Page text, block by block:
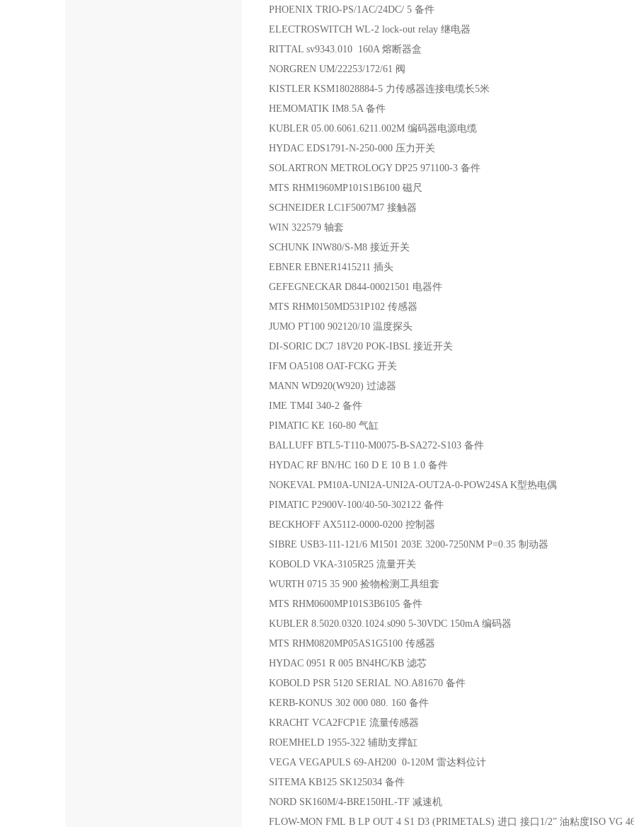
PHOENIX TRIO-PS/1AC/24DC/ 5 备件
ELECTROSWITCH WL-2 lock-out relay 继电器
RITTAL sv9343.010 160A 熔断器盒
NORGREN UM/22253/172/61 阀
KISTLER KSM18028884-5 力传感器连接电缆长5米
HEMOMATIK IM8.5A 备件
KUBLER 05.00.6061.6211.002M 编码器电源电缆
HYDAC EDS1791-N-250-000 压力开关
SOLARTRON METROLOGY DP25 971100-3 备件
MTS RHM1960MP101S1B6100 磁尺
SCHNEIDER LC1F5007M7 接触器
WIN 322579 轴套
SCHUNK INW80/S-M8 接近开关
EBNER EBNER1415211 插头
GEFEGNECKAR D844-00021501 电器件
MTS RHM0150MD531P102 传感器
JUMO PT100 902120/10 温度探头
DI-SORIC DC7 18V20 POK-IBSL 接近开关
IFM OA5108 OAT-FCKG 开关
MANN WD920(W920) 过滤器
IME TM4I 340-2 备件
PIMATIC KE 160-80 气缸
BALLUFF BTL5-T110-M0075-B-SA272-S103 备件
HYDAC RF BN/HC 160 D E 10 B 1.0 备件
NOKEVAL PM10A-UNI2A-UNI2A-OUT2A-0-POW24SA K型热电偶
PIMATIC P2900V-100/40-50-302122 备件
BECKHOFF AX5112-0000-0200 控制器
SIBRE USB3-111-121/6 M1501 203E 3200-7250NM P=0.35 制动器
KOBOLD VKA-3105R25 流量开关
WURTH 0715 35 900 捡物检测工具组套
MTS RHM0600MP101S3B6105 备件
KUBLER 8.5020.0320.1024.s090 5-30VDC 150mA 编码器
MTS RHM0820MP05AS1G5100 传感器
HYDAC 0951 R 005 BN4HC/KB 滤芯
KOBOLD PSR 5120 SERIAL NO.A81670 备件
KERB-KONUS 302 000 080. 160 备件
KRACHT VCA2FCP1E 流量传感器
ROEMHELD 1955-322 辅助支撑缸
VEGA VEGAPULS 69-AH200 0-120M 雷达料位计
SITEMA KB125 SK125034 备件
NORD SK160M/4-BRE150HL-TF 减速机
FLOW-MON FML B LP OUT 4 S1 D3 (PRIMETALS) 进口 接口1/2” 油粘度ISO VG